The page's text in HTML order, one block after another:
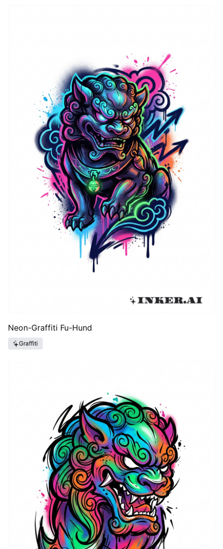
Neon-Graffiti Fu-Hund
Graffiti